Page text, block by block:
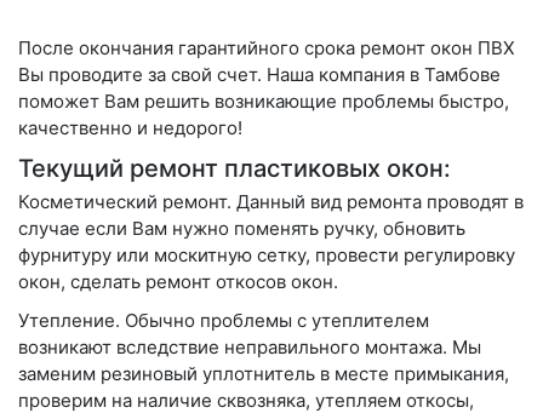
После окончания гарантийного срока ремонт окон ПВХ
Вы проводите за свой счет. Наша компания в Тамбове
поможет Вам решить возникающие проблемы быстро,
качественно и недорого!
Текущий ремонт пластиковых окон:
Косметический ремонт. Данный вид ремонта проводят в
случае если Вам нужно поменять ручку, обновить
фурнитуру или москитную сетку, провести регулировку
окон, сделать ремонт откосов окон.
Утепление. Обычно проблемы с утеплителем
возникают вследствие неправильного монтажа. Мы
заменим резиновый уплотнитель в месте примыкания,
проверим на наличие сквозняка, утепляем откосы,